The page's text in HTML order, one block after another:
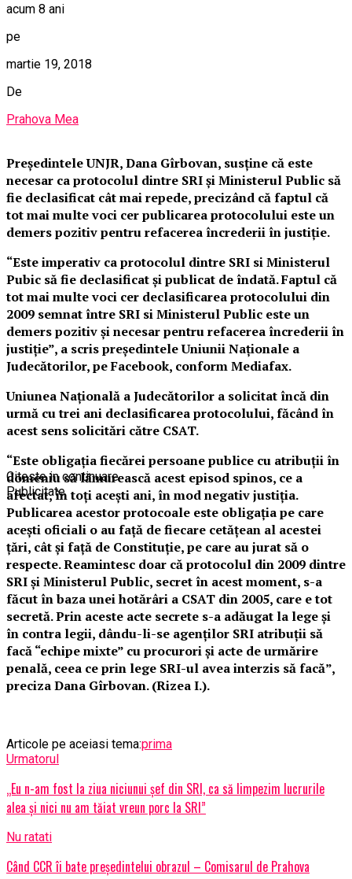
acum 8 ani
pe
martie 19, 2018
De
Prahova Mea
Preşedintele UNJR, Dana Gîrbovan, susţine că este
necesar ca protocolul dintre SRI şi Ministerul Public să
fie declasificat cât mai repede, precizând că faptul că
tot mai multe voci cer publicarea protocolului este un
demers pozitiv pentru refacerea încrederii în justiţie.
“Este imperativ ca protocolul dintre SRI si Ministerul
Pubic să fie declasificat şi publicat de îndată. Faptul că
tot mai multe voci cer declasificarea protocolului din
2009 semnat între SRI si Ministerul Public este un
demers pozitiv şi necesar pentru refacerea încrederii în
justiţie”, a scris preşedintele Uniunii Naţionale a
Judecătorilor, pe Facebook, conform Mediafax.
Uniunea Naţională a Judecătorilor a solicitat încă din
urmă cu trei ani declasificarea protocolului, făcând în
acest sens solicitări către CSAT.
“Este obligaţia fiecărei persoane publice cu atribuţii în
domeniu să lămurească acest episod spinos, ce a
afectat, în toţi aceşti ani, în mod negativ justiţia.
Publicarea acestor protocoale este obligaţia pe care
aceşti oficiali o au faţă de fiecare cetăţean al acestei
ţări, cât şi faţă de Constituţie, pe care au jurat să o
respecte. Reamintesc doar că protocolul din 2009 dintre
SRI şi Ministerul Public, secret în acest moment, s-a
făcut în baza unei hotărâri a CSAT din 2005, care e tot
secretă. Prin aceste acte secrete s-a adăugat la lege şi
în contra legii, dându-li-se agenţilor SRI atribuţii să
facă “echipe mixte” cu procurori şi acte de urmărire
penală, ceea ce prin lege SRI-ul avea interzis să facă”,
preciza Dana Gîrbovan. (Rizea I.).
Articole pe aceiasi tema:prima
Urmatorul
„Eu n-am fost la ziua niciunui şef din SRI, ca să limpezim lucrurile
alea şi nici nu am tăiat vreun porc la SRI”
Nu ratati
Când CCR îi bate președintelui obrazul – Comisarul de Prahova
Citeste in continuare
Publicitate